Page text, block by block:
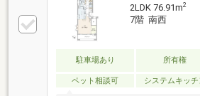
2LDK 76.91m2
7階 南西
駐車場あり 所有権
ペット相談可
システムキッチ